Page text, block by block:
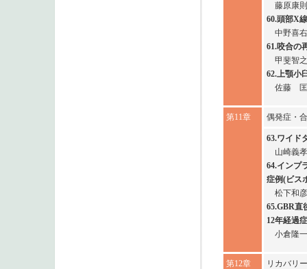
藤原康則
60.頭部X
中野喜
61.咬合の
甲斐智之
62.上顎小
佐藤 匡
第11章 偶発症・
63.ワイド
山崎義孝
64.インプ
症例(ビス
松下和彦
65.GBR直
12年経過
小倉隆一
第12章 リカバリ